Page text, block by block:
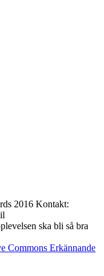
2016 Kontakt:
ska bli så bra
Commons Erkännande